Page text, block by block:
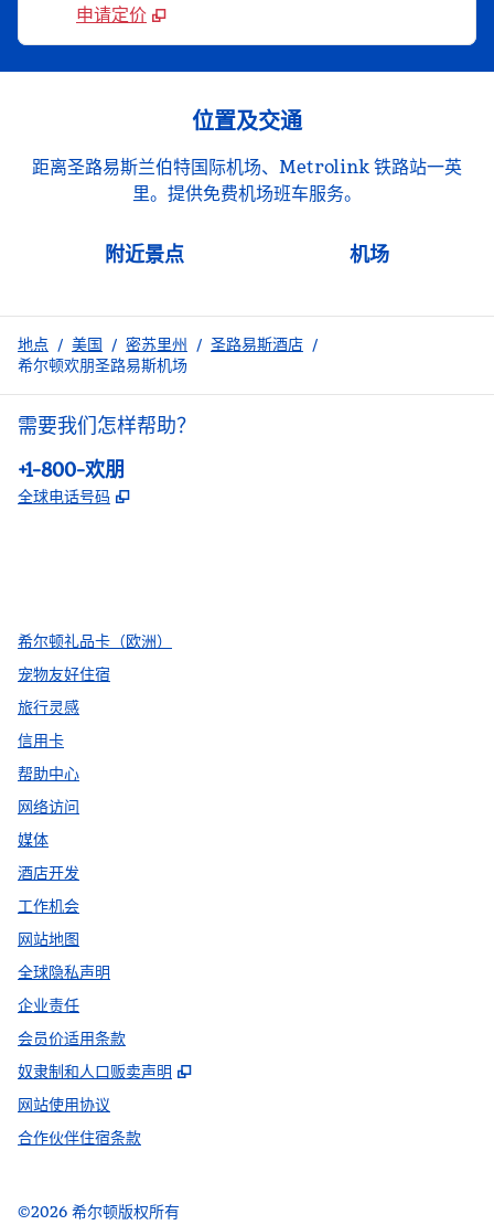
申请定价
位置及交通
距离圣路易斯兰伯特国际机场、Metrolink 铁路站一英
里。提供免费机场班车服务。
附近景点 机场
地点 / 美国 / 密苏里州 / 圣路易斯酒店 /
希尔顿欢朋圣路易斯机场
需要我们怎样帮助？
电话:
+1-800-欢朋
全球电话号码 ,
希尔顿礼品卡（欧洲）
宠物友好住宿
旅行灵感
信用卡
帮助中心
网络访问
媒体
酒店开发
工作机会
网站地图
全球隐私声明
企业责任
会员价适用条款
奴隶制和人口贩卖声明
,
网站使用协议
合作伙伴住宿条款
©2026 希尔顿版权所有